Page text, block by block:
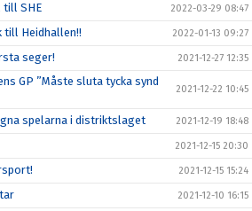
till SHE 2022-03-29 08:47
till Heidhallen!! 2022-01-13 09:27
seger! 2021-12-27 12:35
GP ”Måste sluta tycka synd
2021-12-22 10:45
spelarna i distriktslaget 2021-12-19 18:48
2021-12-15 20:30
2021-12-15 15:24
2021-12-10 16:15